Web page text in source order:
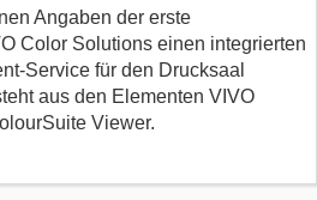
Angaben der erste
Color Solutions einen integrierten
Service für den Drucksaal
aus den Elementen VIVO
Viewer.